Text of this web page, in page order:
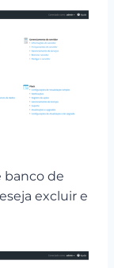
banco de
excluir e